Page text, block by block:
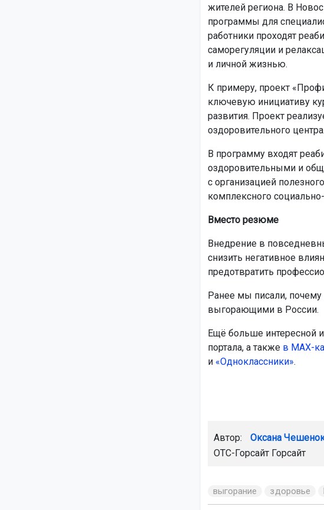
жителей региона. В
программы для
работники проходят
саморегуляции и
и личной жизнью.
К примеру, проект
ключевую инициативу
развития. Проект
оздоровительного центра.
В программу входят
оздоровительными и
с организацией
комплексного
Вместо резюме
Внедрение в
снизить негативное
предотвратить
Ранее мы писали,
выгорающими в России.
Ещё больше интересной
портала, а также в МАХ-
и «Одноклассники».
Автор: Оксана
ОТС-Горсайт Горсайт
выгорание здоровье